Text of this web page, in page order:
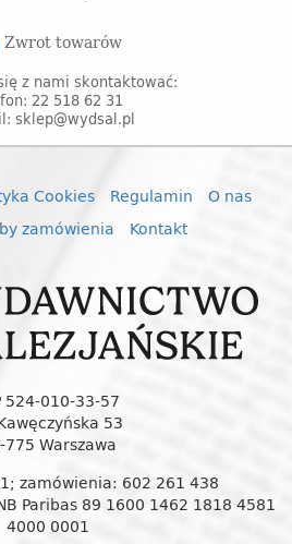
Zwrot towarów
z nami skontaktować:
22 518 62 31
sklep@wydsal.pl
Cookies Regulamin
O nas
zamówienia
Kontakt
524-010-33-57
53
775 Warszawa
zamówienia: 602 261 438
Paribas 89 1600 1462 1818 4581
4000 0001